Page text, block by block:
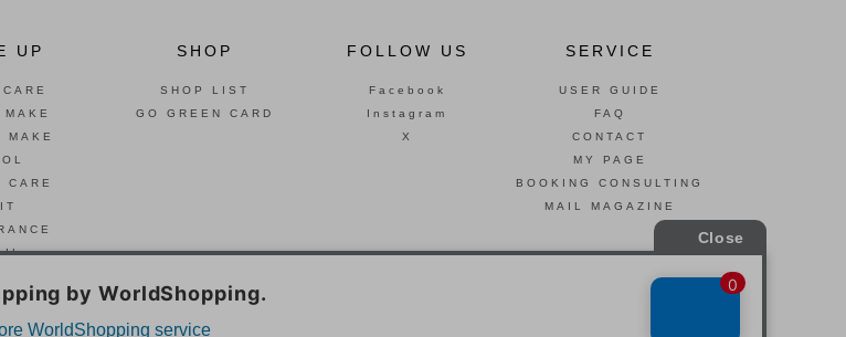
UP
MAKE
CARE
SHOP
SHOP LIST
GO GREEN CARD
FOLLOW US
Facebook
Instagram
X
SERVICE
USER GUIDE
FAQ
CONTACT
MY PAGE
BOOKING CONSULTING
MAIL MAGAZINE
© Celvoke